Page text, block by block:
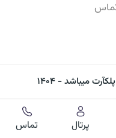
میباشد - ۱۴۰۴
پرتال تماس